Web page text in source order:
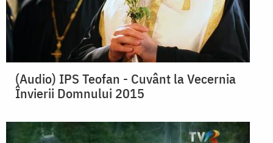
(Audio) IPS Teofan - Cuvânt la Vecernia
Învierii Domnului 2015